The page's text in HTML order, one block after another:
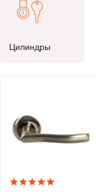
Цилиндры